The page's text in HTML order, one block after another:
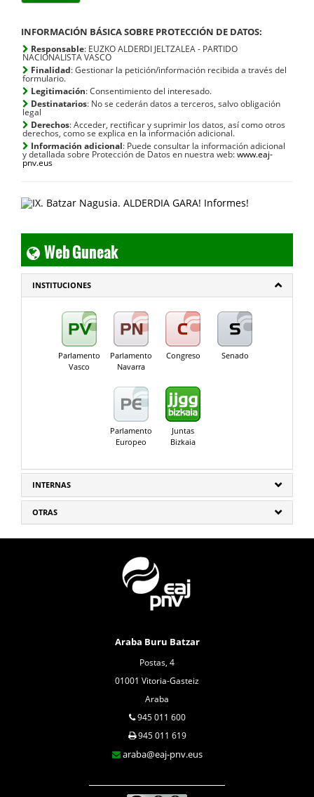
INFORMACIÓN BÁSICA SOBRE PROTECCIÓN DE DATOS:
Responsable: EUZKO ALDERDI JELTZALEA - PARTIDO
NACIONALISTA VASCO
Finalidad: Gestionar la petición/información recibida a través del
formulario.
Legitimación: Consentimiento del interesado.
Destinatarios: No se cederán datos a terceros, salvo obligación
legal
Derechos: Acceder, rectificar y suprimir los datos, así como otros
derechos, como se explica en la información adicional.
Información adicional: Puede consultar la información adicional
y detallada sobre Protección de Datos en nuestra web:www.eaj-
pnv.eus
Web Guneak
INSTITUCIONES
Parlamento
Vasco
Parlamento
Navarra
Congreso Senado
Parlamento
Europeo
Juntas
Bizkaia
INTERNAS
OTRAS
Araba Buru Batzar
Postas, 4
01001 Vitoria-Gasteiz
Araba
945 011 600
945 011 619
araba@eaj-pnv.eus